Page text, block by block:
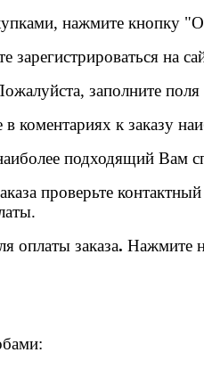
нажмите кнопку
на
заполните
коментариях к заказу
подходящий Вам
проверьте
оплаты заказа. Нажмите